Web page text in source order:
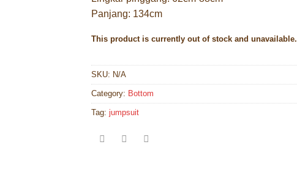
Panjang: 134cm
This product is currently out of stock and unavailable.
SKU: N/A
Category: Bottom
Tag: jumpsuit